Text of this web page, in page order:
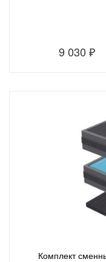
9 030₽
Комплект